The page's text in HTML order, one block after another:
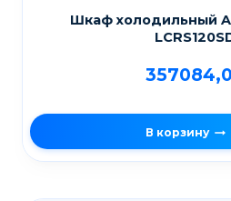
Шкаф холодильный
В корзину